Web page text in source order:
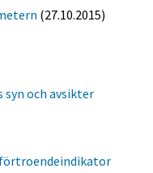
(27.10.2015)
syn och avsikter